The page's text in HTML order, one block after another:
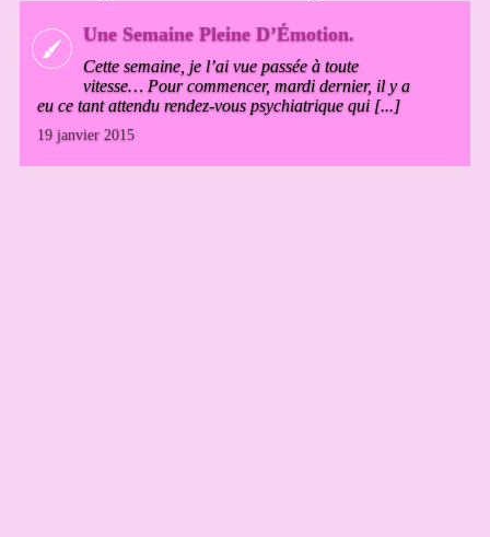
Une Semaine Pleine D’Émotion.
Cette semaine, je l’ai vue passée à toute
vitesse… Pour commencer, mardi dernier, il y a
eu ce tant attendu rendez-vous psychiatrique qui [...]
19 janvier 2015